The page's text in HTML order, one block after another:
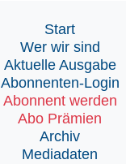
Start
Wer wir sind
Aktuelle Ausgabe
Abonnenten-Login
Abonnent werden
Abo Prämien
Archiv
Mediadaten